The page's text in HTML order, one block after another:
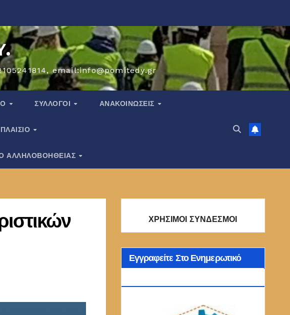
email:info@pomitedy.gr
ΣΎΛΛΟΓΟΙ ΑΝΑΚΟΙΝΏΣΕΙΣ
ΑΛΛΗΛΟΒΟΗΘΕΙΑΣ
ΧΡΗΣΙΜΟΙ ΣΥΝΔΕΣΜΟΙ
Εγγραφείτε Στο Ενημερωτικό